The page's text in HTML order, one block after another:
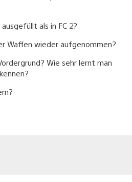
als in FC 2?
Waffen wieder aufgenommen?
Wie sehr lernt man